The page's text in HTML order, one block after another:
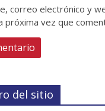
correo electrónico y
próxima vez que
del sitio